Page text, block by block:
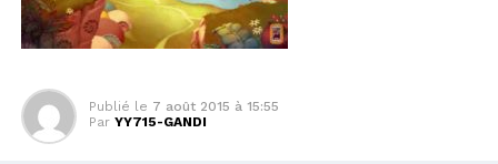
Publié le 7 août 2015 à 15:55
Par YY715-GANDI